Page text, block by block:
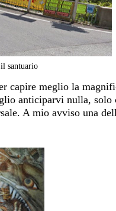
santuario
meglio la
anticiparvi nulla, solo
A mio avviso una